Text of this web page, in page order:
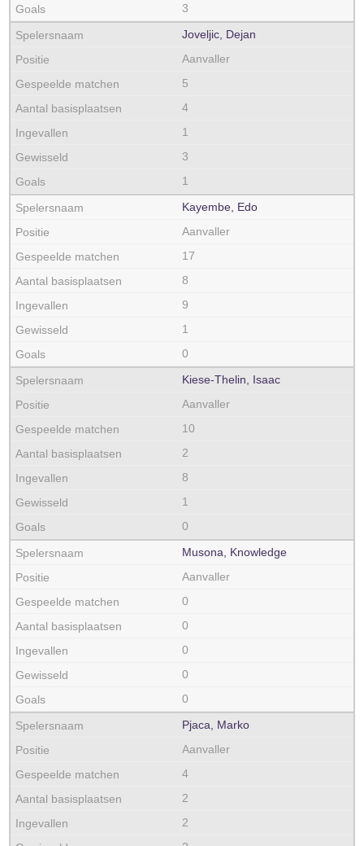
3
Joveljic, Dejan
Aanvaller
5
4
1
3
1
Kayembe, Edo
Aanvaller
17
8
9
1
0
Kiese-Thelin, Isaac
Aanvaller
10
2
8
1
0
Musona, Knowledge
Aanvaller
0
0
0
0
0
Pjaca, Marko
Aanvaller
4
2
2